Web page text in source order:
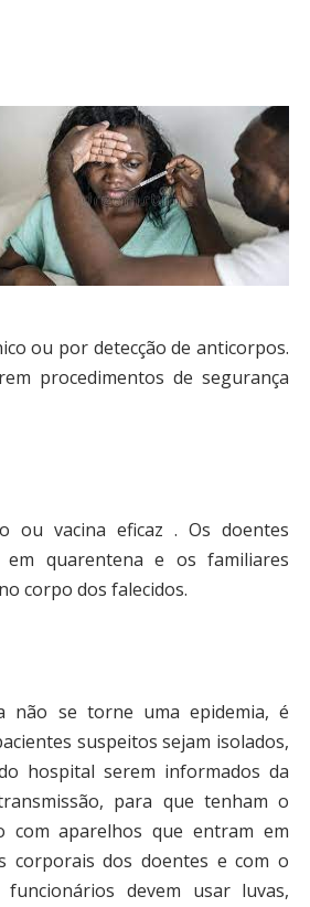
ou por detecção de anticorpos.
procedimentos de segurança
ou vacina eficaz . Os doentes
quarentena e os familiares
corpo dos falecidos.
não se torne uma epidemia, é
suspeitos sejam isolados,
hospital serem informados da
para que tenham o
com aparelhos que entram em
corporais dos doentes e com o
devem usar luvas,